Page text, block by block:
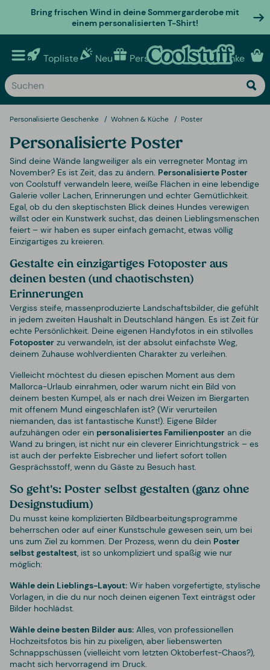
Bring frischen Wind in deine Sommergarderobe mit
einem personalisierten T-Shirt!
Topliste Neu Personalisierte geschenke
Personalisierte Geschenke Wohnen & Küche Poster
Personalisierte Poster
Sind deine Wände langweiliger als ein verregneter Montag im
November? Es ist Zeit, das zu ändern. Personalisierte Poster
von Coolstuff verwandeln leere, weiße Flächen in eine lebendige
Galerie voller Lachen, Erinnerungen und echter Gemütlichkeit.
Egal, ob du den skeptischsten Blick deines Hundes verewigen
willst oder ein Kunstwerk suchst, das deinen Lieblingsmenschen
feiert – wir haben es super einfach gemacht, etwas völlig
Einzigartiges zu kreieren.
Gestalte ein einzigartiges Fotoposter aus
deinen besten (und chaotischsten)
Erinnerungen
Vergiss steife, massenproduzierte Landschaftsbilder, die gefühlt
in jedem zweiten Haushalt in Deutschland hängen. Es ist Zeit für
echte Persönlichkeit. Deine eigenen Handyfotos in ein stilvolles
Fotoposter zu verwandeln, ist der absolut einfachste Weg,
deinem Zuhause wohlverdienten Charakter zu verleihen.
Vielleicht möchtest du diesen epischen Moment aus dem
Mallorca-Urlaub einrahmen, oder warum nicht ein Bild von
deinem besten Kumpel, als er nach drei Weizen im Biergarten
mit offenem Mund eingeschlafen ist? (Wir verurteilen
niemanden, das ist fantastische Kunst!). Eigene Bilder
aufzuhängen oder ein personalisiertes Familienposter an die
Wand zu bringen, ist nicht nur ein cleverer Einrichtungstrick – es
ist auch der perfekte Eisbrecher und liefert sofort tollen
Gesprächsstoff, wenn du Gäste zu Besuch hast.
So geht's: Poster selbst gestalten (ganz ohne
Designstudium)
Du musst keine komplizierten Bildbearbeitungsprogramme
beherrschen oder auf einer Kunstschule gewesen sein, um bei
uns zum Ziel zu kommen. Der Prozess, wenn du dein Poster
selbst gestaltest , ist so unkompliziert und spaßig wie nur
möglich:
Wähle dein Lieblings-Layout: Wir haben vorgefertigte, stylische
Vorlagen, in die du nur noch deinen eigenen Text einträgst oder
Bilder hochlädst.
Wähle deine besten Bilder aus: Alles, von professionellen
Hochzeitsfotos bis hin zu pixeligen, aber liebenswerten
Schnappschüssen (vielleicht vom letzten Oktoberfest-Chaos?),
macht sich hervorragend im Druck.